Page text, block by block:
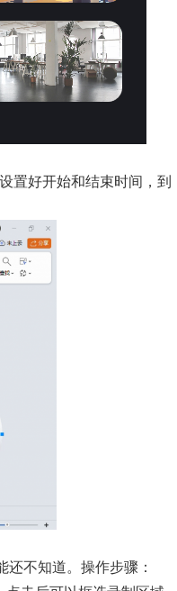
置好开始和结束时间，到
还不知道。操作步骤：